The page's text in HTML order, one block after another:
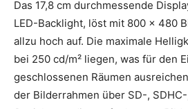
Das 17,8 cm durchmessende
LED-Backlight, löst mit 800 x 480
allzu hoch auf. Die maximale
bei 250 cd/m² liegen, was für den
geschlossenen Räumen
der Bilderrahmen über SD-,